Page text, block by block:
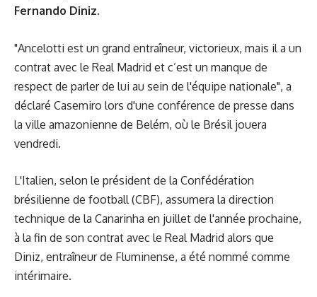
Fernando Diniz.
"Ancelotti est un grand entraîneur, victorieux, mais il a un
contrat avec le Real Madrid et c’est un manque de
respect de parler de lui au sein de l'équipe nationale", a
déclaré Casemiro lors d'une conférence de presse dans
la ville amazonienne de Belém, où le Brésil jouera
vendredi.
L'Italien, selon le président de la Confédération
brésilienne de football (CBF), assumera la direction
technique de la Canarinha en juillet de l'année prochaine,
à la fin de son contrat avec le Real Madrid alors que
Diniz, entraîneur de Fluminense, a été nommé comme
intérimaire.